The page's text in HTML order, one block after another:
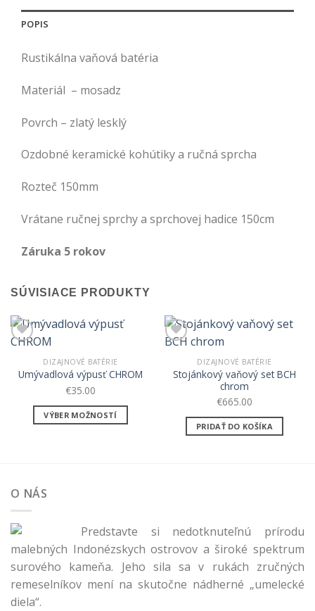
POPIS
Rustikálna vaňová batéria
Materiál – mosadz
Povrch – zlatý lesklý
Ozdobné keramické kohútiky a ručná sprcha
Rozteč 150mm
Vrátane ručnej sprchy a sprchovej hadice 150cm
Záruka 5 rokov
SÚVISIACE PRODUKTY
Pridaj do zoznamu
obľúbených
DIZAJNOVÉ BATÉRIE
Umývadlová výpusť CHROM
€35.00
VÝBER MOŽNOSTÍ
may
be
chosen
on
Pridaj do zoznamu
obľúbených
DIZAJNOVÉ BATÉRIE
Stojánkový vaňový set BCH
chrom
€665.00
PRIDAŤ DO KOŠÍKA
O NÁS
Predstavte si nedotknuteľnú prírodu
malebných Indonézskych ostrovov a široké spektrum
surového kameňa. Jeho sila sa v rukách zručných
remeselníkov mení na skutočne nádherné „umelecké
diela“.